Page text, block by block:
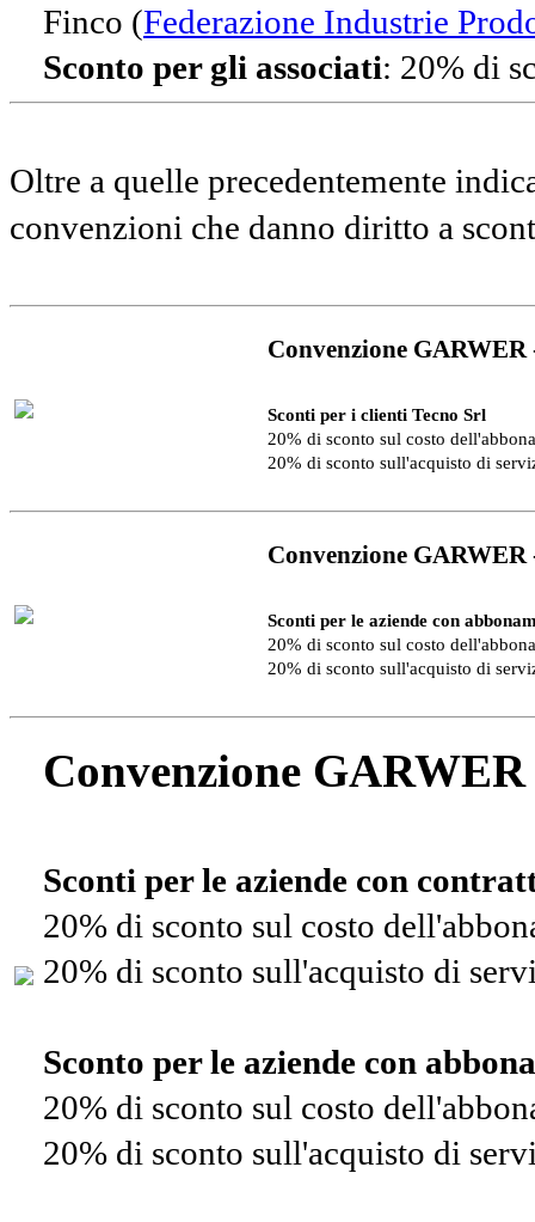
Finco (Federazione Industrie
Sconto per gli associati: 20% di
Oltre a quelle precedentemente
convenzioni che danno diritto a
Convenzione
Sconti per i clienti Tecno Srl
20% di sconto sul costo
20% di sconto sull'acquisto di
Convenzione
Sconti per le aziende con
20% di sconto sul costo
20% di sconto sull'acquisto di
Convenzione
Sconti per le aziende con
20% di sconto sul costo
20% di sconto sull'acquisto di
Sconto per le aziende con
20% di sconto sul costo
20% di sconto sull'acquisto di